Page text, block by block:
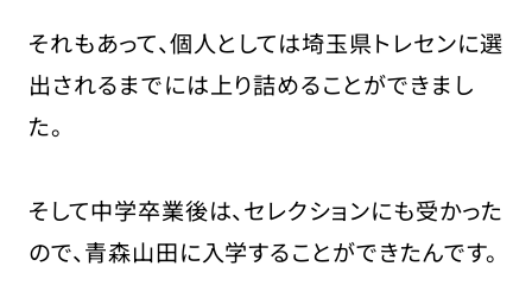
それもあって、個人としては埼玉県トレセンに選
出されるまでには上り詰めることができまし
た。
そして中学卒業後は、セレクションにも受かった
ので、青森山田に入学することができたんです。